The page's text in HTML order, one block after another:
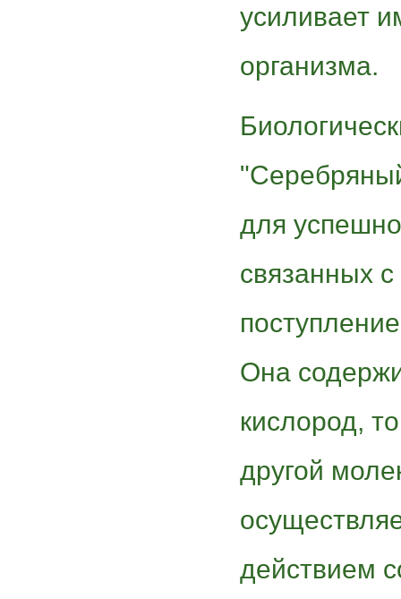
усиливает
организма.
для
связанных
Она
кислород,
другой
действием